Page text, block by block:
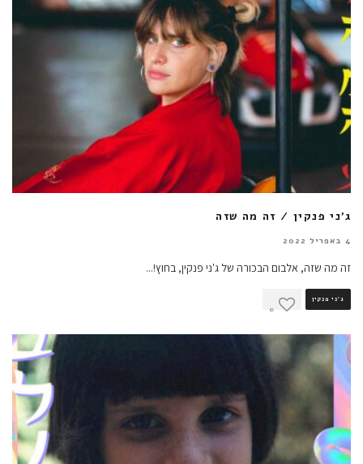
ג'ני פנקין / זה מה שזה
4 באפריל 2022
זה מה שזה, אלבום הבכורה של ג'ני פנקין, בחוץ!...
ג'ני פנקין
0